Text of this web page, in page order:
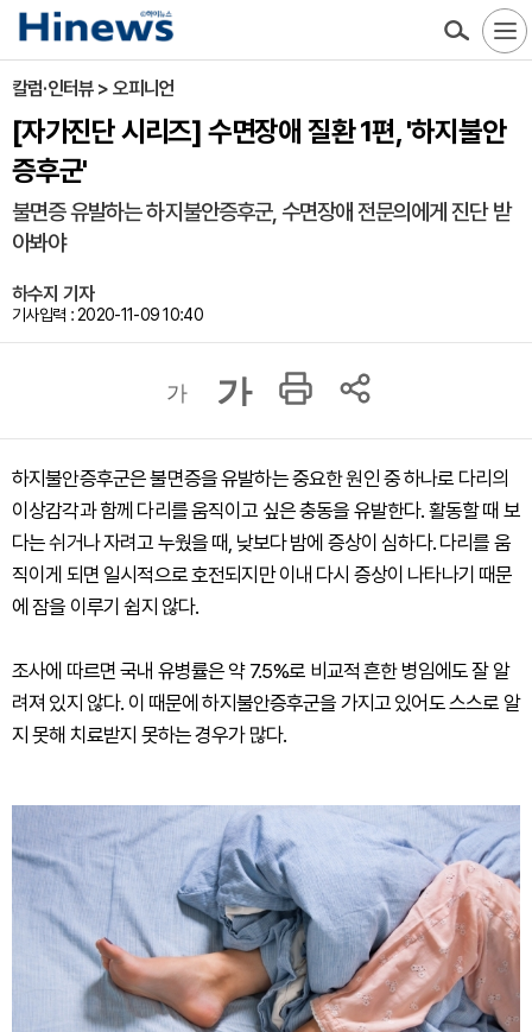
칼럼·인터뷰 > 오피니언
[자가진단 시리즈] 수면장애 질환 1편, '하지불안
증후군'
불면증 유발하는 하지불안증후군, 수면장애 전문의에게 진단 받
아봐야
하수지 기자
기사입력 : 2020-11-09 10:40
가 가
하지불안증후군은 불면증을 유발하는 중요한 원인 중 하나로 다리의
이상감각과 함께 다리를 움직이고 싶은 충동을 유발한다. 활동할 때 보
다는 쉬거나 자려고 누웠을 때, 낮보다 밤에 증상이 심하다. 다리를 움
직이게 되면 일시적으로 호전되지만 이내 다시 증상이 나타나기 때문
에 잠을 이루기 쉽지 않다.
조사에 따르면 국내 유병률은 약 7.5%로 비교적 흔한 병임에도 잘 알
려져 있지 않다. 이 때문에 하지불안증후군을 가지고 있어도 스스로 알
지 못해 치료받지 못하는 경우가 많다.